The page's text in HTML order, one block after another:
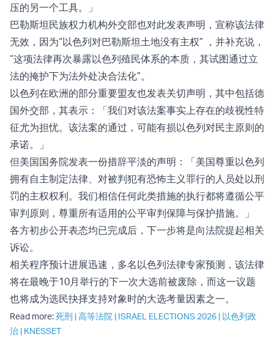
压的另一个工具。」
巴勒斯坦民族权力机构外交部也对此发表声明，宣称该法律
无效，因为“以色列对巴勒斯坦土地没有主权” ，并补充说，
“这项法律再次暴露以色列殖民体系的本质，其试图通过立
法的掩护下为法外处决合法化”。
以色列在欧洲的部分重要盟友也发表关切声明，其中包括德
国外交部，其表示：「我们对该法案事实上存在的歧视性特
征尤为担忧。该法案的通过，可能有损以色列对民主原则的
承诺。」
但美国国务院发表一份措辞平淡的声明：「美国尊重以色列
拥有自主制定法律、对被判犯有恐怖主义罪行的人员处以刑
罚的主权权利。我们相信任何此类措施的执行都将遵循公平
审判原则，尊重所有适用的公平审判保障与保护措施。」
各方初步公开表态均已完成后，下一步将是向法院提起相关
诉讼。
相关程序预计进展迅速，多名以色列法律专家预测，该法律
将在最晚于10月举行的下一次大选前被废除，而这一议题
也将成为选民抉择支持对象时的大选考量因素之一。
Read more:死刑 |高等法院 | ISRAEL ELECTIONS 2026 | 以色列政
治 | KNESSET